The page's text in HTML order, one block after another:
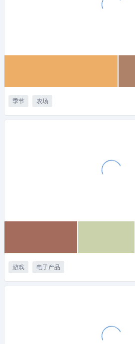
季节 农场
游戏 电子产品